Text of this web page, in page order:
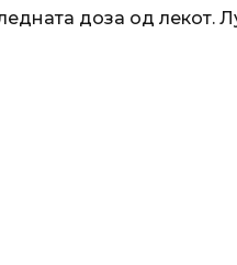
доза од лекот.